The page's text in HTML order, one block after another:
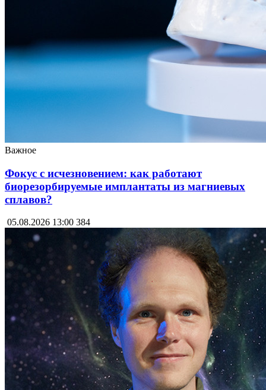
Важное
Фокус с исчезновением: как работают
биорезорбируемые имплантаты из магниевых
сплавов?
05.08.2026 13:00 384